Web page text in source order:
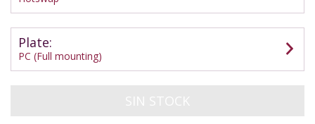
Plate:
PC (Full mounting)